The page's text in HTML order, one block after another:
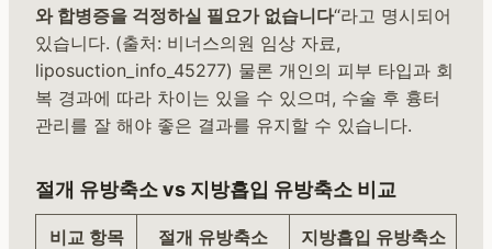
와 합병증을 걱정하실 필요가 없습니다“라고 명시되어
있습니다. (출처: 비너스의원 임상 자료,
liposuction_info_45277) 물론 개인의 피부 타입과 회
복 경과에 따라 차이는 있을 수 있으며, 수술 후 흉터
관리를 잘 해야 좋은 결과를 유지할 수 있습니다.
절개 유방축소 vs 지방흡입 유방축소 비교
비교 항목 절개 유방축소 지방흡입 유방축소